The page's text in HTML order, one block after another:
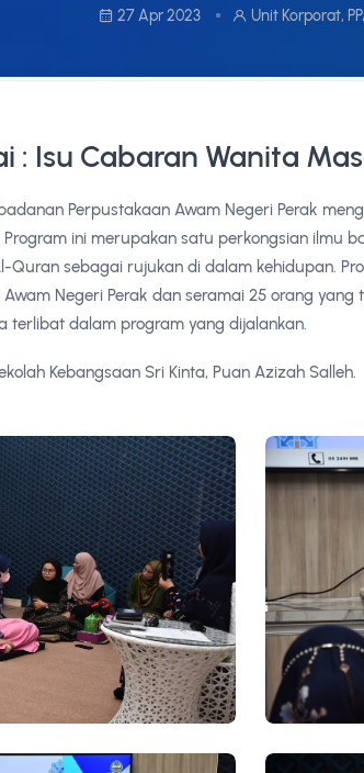
27 Apr 2023 Unit Korporat,
: Isu Cabaran Wanita
Perpustakaan Awam Negeri Perak
Program ini merupakan satu perkongsian ilmu
Quran sebagai rujukan di dalam kehidupan.
Negeri Perak dan seramai 25 orang
terlibat dalam program yang dijalankan.
Kebangsaan Sri Kinta, Puan Azizah Salleh.